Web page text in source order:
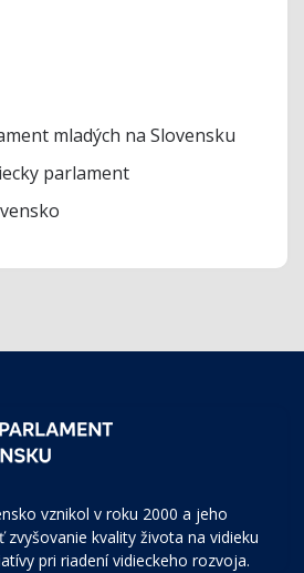
mladých na Slovensku
parlament
vznikol v roku 2000 a jeho
kvality života na vidieku
pri riadení vidieckeho rozvoja.